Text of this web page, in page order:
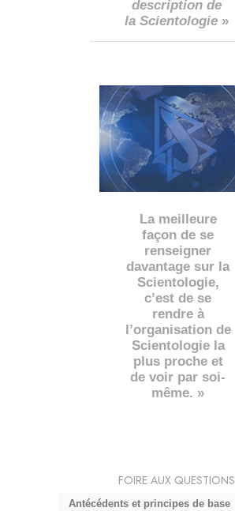
description de
la Scientologie»
La meilleure
façon de se
renseigner
davantage sur la
Scientologie,
c’est de se
rendre à
l’organisation de
Scientologie la
plus proche et
de voir par soi-
même. »
FOIRE AUX QUESTIONS
Antécédents et principes de base